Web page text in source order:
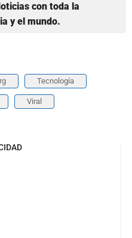
con toda la
y el mundo.
Tecnología
Viral